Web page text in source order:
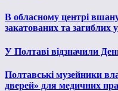
В обласному центрі
закатованих та загиблих
У Полтаві відзначили
Полтавські музейники
дверей» для медичних